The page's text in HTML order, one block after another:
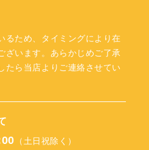
るため、タイミングにより在
ざいます。あらかじめご了承
たら当店よりご連絡させてい
（土日祝除く）